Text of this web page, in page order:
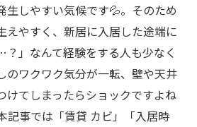
生しやすい気候です💦。そのため
えやすく、新居に入居した途端に
？」なんて経験をする人も少なく
のワクワク気分が一転、壁や天井
けてしまったらショックですよね
記事では「賃貸 カビ」「入居時